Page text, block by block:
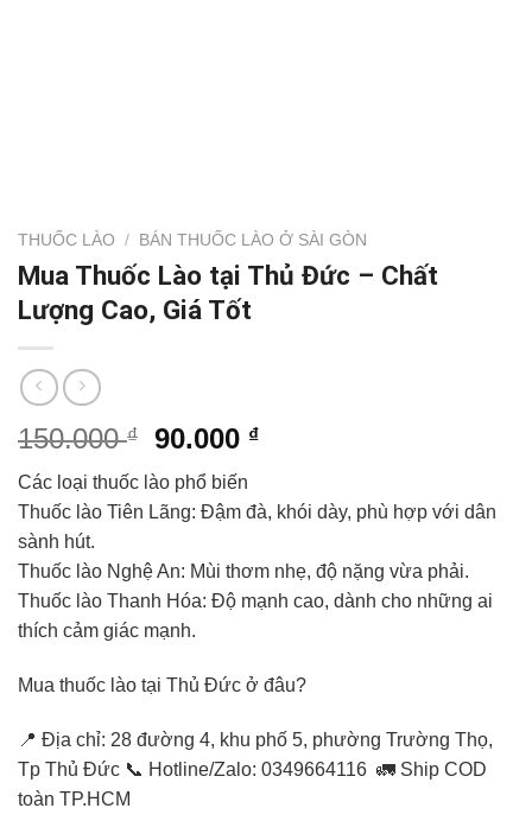
THUỐC LÀO / BÁN THUỐC LÀO Ở SÀI GÒN
Mua Thuốc Lào tại Thủ Đức – Chất
Lượng Cao, Giá Tốt
150.000₫
Giá
gốc
là:
150.000 ₫.
90.000 ₫Giá
tại
là:
Các loại thuốc lào phổ biến
Thuốc lào Tiên Lãng: Đậm đà, khói dày, phù hợp với dân
sành hút.
Thuốc lào Nghệ An: Mùi thơm nhẹ, độ nặng vừa phải.
Thuốc lào Thanh Hóa: Độ mạnh cao, dành cho những ai
thích cảm giác mạnh.
Mua thuốc lào tại Thủ Đức ở đâu?
📍 Địa chỉ: 28 đường 4, khu phố 5, phường Trường Thọ,
Tp Thủ Đức 📞 Hotline/Zalo: 0349664116 🚛 Ship COD
toàn TP.HCM